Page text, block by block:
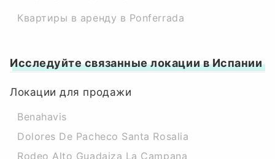
Квартиры в аренду в Ponferrada
Исследуйте связанные локации в Испании
Локации для продажи
Benahavis
Dolores De Pacheco Santa Rosalia
Rodeo Alto Guadaiza La Campana